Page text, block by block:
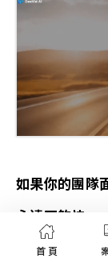
如果你的團隊
永遠不夠快」
很務實的 AI
首頁